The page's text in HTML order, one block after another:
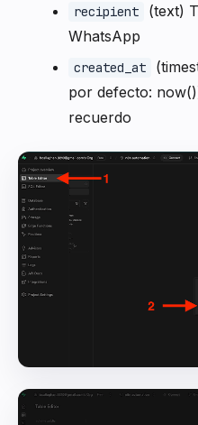
recipient
(text)
WhatsApp
created_at
por defecto:
recuerdo